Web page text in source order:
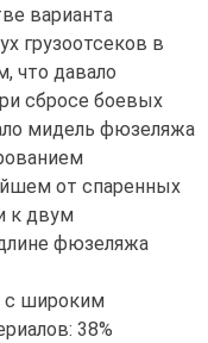
варианта
грузоотсеков в
что давало
сбросе боевых
мидель фюзеляжа
от спаренных
к двум
фюзеляжа
с широким
38%